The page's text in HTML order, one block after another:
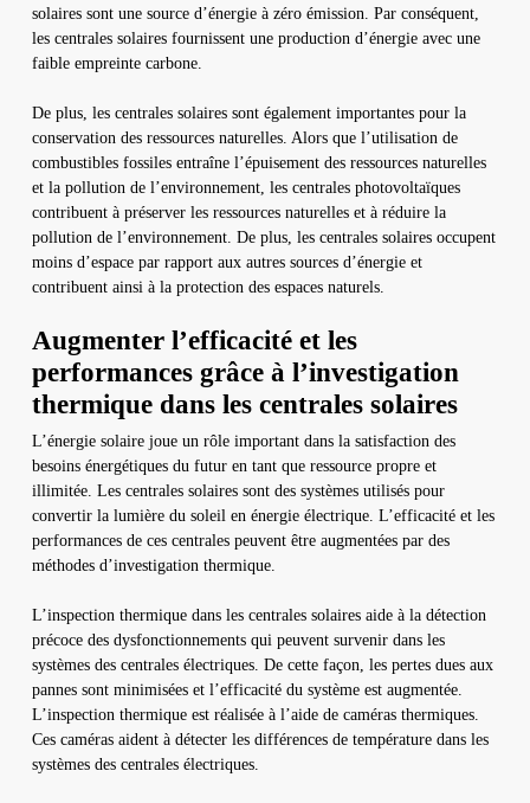
solaires sont une source d’énergie à zéro émission. Par conséquent,
les centrales solaires fournissent une production d’énergie avec une
faible empreinte carbone.
De plus, les centrales solaires sont également importantes pour la
conservation des ressources naturelles. Alors que l’utilisation de
combustibles fossiles entraîne l’épuisement des ressources naturelles
et la pollution de l’environnement, les centrales photovoltaïques
contribuent à préserver les ressources naturelles et à réduire la
pollution de l’environnement. De plus, les centrales solaires occupent
moins d’espace par rapport aux autres sources d’énergie et
contribuent ainsi à la protection des espaces naturels.
Augmenter l’efficacité et les
performances grâce à l’investigation
thermique dans les centrales solaires
L’énergie solaire joue un rôle important dans la satisfaction des
besoins énergétiques du futur en tant que ressource propre et
illimitée. Les centrales solaires sont des systèmes utilisés pour
convertir la lumière du soleil en énergie électrique. L’efficacité et les
performances de ces centrales peuvent être augmentées par des
méthodes d’investigation thermique.
L’inspection thermique dans les centrales solaires aide à la détection
précoce des dysfonctionnements qui peuvent survenir dans les
systèmes des centrales électriques. De cette façon, les pertes dues aux
pannes sont minimisées et l’efficacité du système est augmentée.
L’inspection thermique est réalisée à l’aide de caméras thermiques.
Ces caméras aident à détecter les différences de température dans les
systèmes des centrales électriques.